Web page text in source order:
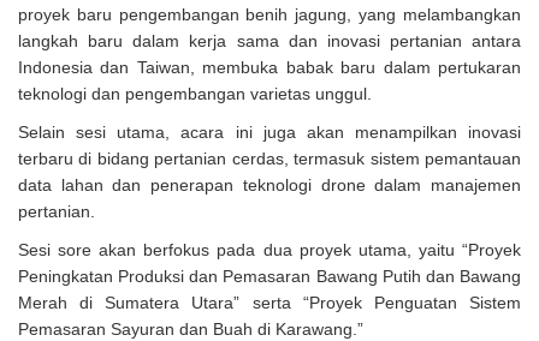
proyek baru pengembangan benih jagung, yang melambangkan
langkah baru dalam kerja sama dan inovasi pertanian antara
Indonesia dan Taiwan, membuka babak baru dalam pertukaran
teknologi dan pengembangan varietas unggul.
Selain sesi utama, acara ini juga akan menampilkan inovasi
terbaru di bidang pertanian cerdas, termasuk sistem pemantauan
data lahan dan penerapan teknologi drone dalam manajemen
pertanian.
Sesi sore akan berfokus pada dua proyek utama, yaitu “Proyek
Peningkatan Produksi dan Pemasaran Bawang Putih dan Bawang
Merah di Sumatera Utara” serta “Proyek Penguatan Sistem
Pemasaran Sayuran dan Buah di Karawang.”